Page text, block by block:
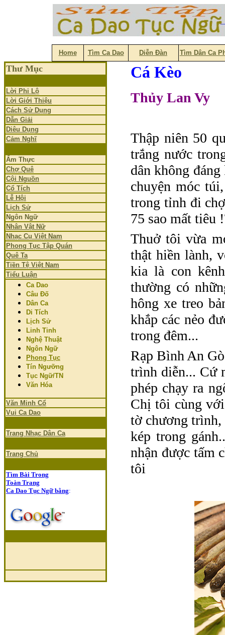
Home Tìm Ca Dao Diễn Đàn Tìm Dân Ca
Thư Mục
Lời Phi Lộ
Lời Giới Thiệu
Cách Sử Dụng
Dẫn Giải
Diêu Dụng
Cảm Nghĩ
Ẩm Thực
Chợ Quê
Cội Nguồn
Cổ Tích
Lễ Hội
Lịch Sử
Ngôn Ngữ
Nhân Vật Nữ
Nhạc Cụ Việt Nam
Phong Tục Tập Quán
Quê Ta
Tiền Tệ Việt Nam
Tiểu Luận
Ca Dao
Câu Đố
Dân Ca
Di Tích
Lịch Sử
Linh Tinh
Nghệ Thuật
Ngôn Ngữ
Phong Tục
Tín Ngưỡng
Tục Ngữ/TN
Văn Hóa
Văn Minh Cổ
Vui Ca Dao
Trang Nhạc Dân Ca
Trang Chủ
Tìm Bài Trong
Toàn Trang
Ca Dao Tục Ngữ bằng:
Cá Kèo
Thủy Lan Vy
Thập niên 50
trắng nước
dân không
chuyện móc
trong tỉnh đi
75 sao mất tiêu
Thuở tôi vừa
thật hiền lành,
kia là con
thường có
hông xe treo
khắp các nẻo
trong đêm...
Rạp Bình An
trình diễn... Cứ
phép chạy ra
Chị tôi cùng
tờ chương trình,
kép trong
nhận được tấm
tôi